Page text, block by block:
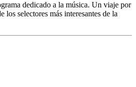
dedicado a la música. Un viaje por
los selectores más interesantes de la